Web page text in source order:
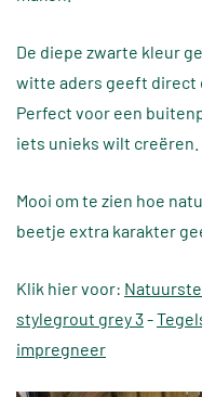
De diepe zwarte kleur
witte aders geeft direct
Perfect voor een
iets unieks wilt creëren.
Mooi om te zien hoe
beetje extra karakter
Klik hier voor:
stylegrout grey 3-
impregneer